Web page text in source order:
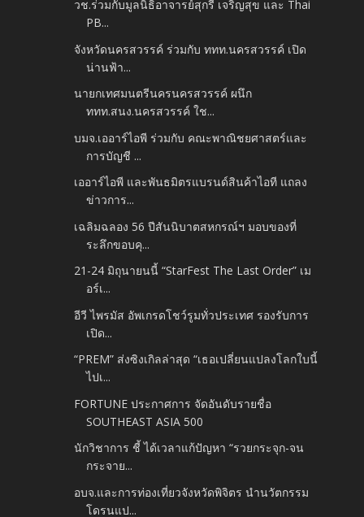
วช.ร่วมกับมูลนิธิอาจารย์สุกรี เจริญสุข และ Thai
PB...
จังหวัดนครสวรรค์ ร่วมกับ ททท.นครสวรรค์ เปิด
น่านฟ้า...
นายกเทศมนตรีนครนครสวรรค์ ผนึก
ททท.สนง.นครสวรรค์ ใช...
บมจ.เออาร์ไอพี ร่วมกับ คณะพาณิชยศาสตร์และ
การบัญชี ...
เออาร์ไอพี และพันธมิตรแบรนด์สินค้าไอที แถลง
ข่าวการ...
เฉลิมฉลอง 56 ปีสันนิบาตสหกรณ์ฯ มอบของที่
ระลึกขอบคุ...
21-24 มิถุนายนนี้ “StarFest The Last Order” เม
อร์เ...
อีวี ไพรมัส อัพเกรดโชว์รูมทั่วประเทศ รองรับการ
เปิด...
“PREM” ส่งซิงเกิลล่าสุด “เธอเปลี่ยนแปลงโลกใบนี้
ไปเ...
FORTUNE ประกาศการ จัดอันดับรายชื่อ
SOUTHEAST ASIA 500
นักวิชาการ ชี้ ได้เวลาแก้ปัญหา “รวยกระจุก-จน
กระจาย...
อบจ.และการท่องเที่ยวจังหวัดพิจิตร นำนวัตกรรม
โดรนแป...